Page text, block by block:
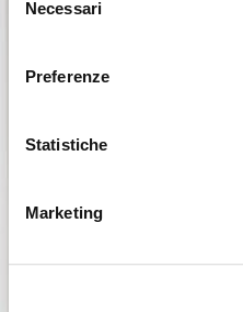
delNecessari
Preferenze
Statistiche
Marketing
Vous consultez
France. Souhaitez-vous
Erreur de Connexion
pas que le mot de passe